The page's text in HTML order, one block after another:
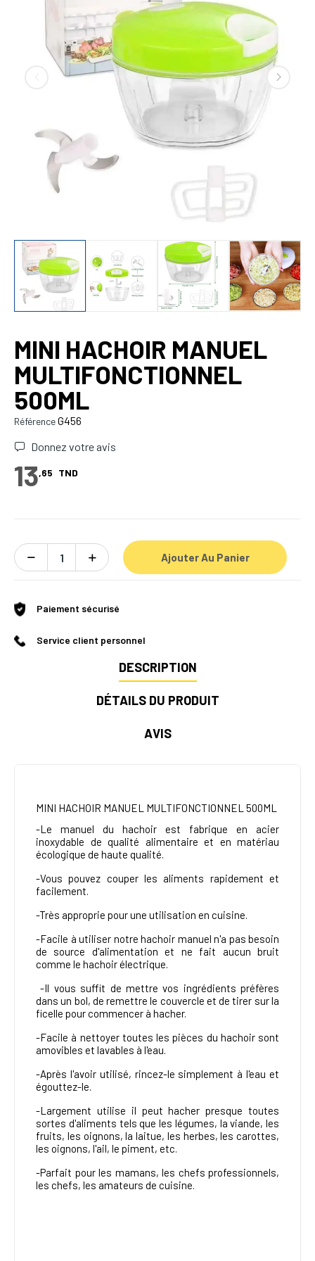
MINI HACHOIR MANUEL
MULTIFONCTIONNEL
500ML
RéférenceG456
Donnez votre avis
13,65 TND
Ajouter Au Panier
Paiement sécurisé
Service client personnel
DESCRIPTION
DÉTAILS DU PRODUIT
AVIS
MINI HACHOIR MANUEL MULTIFONCTIONNEL 500ML
-Le manuel du hachoir est fabrique en acier
inoxydable de qualité alimentaire et en matériau
écologique de haute qualité.
-Vous pouvez couper les aliments rapidement et
facilement.
-Très approprie pour une utilisation en cuisine.
-Facile à utiliser notre hachoir manuel n'a pas besoin
de source d'alimentation et ne fait aucun bruit
comme le hachoir électrique.
-Il vous suffit de mettre vos ingrédients préfères
dans un bol, de remettre le couvercle et de tirer sur la
ficelle pour commencer à hacher.
-Facile à nettoyer toutes les pièces du hachoir sont
amovibles et lavables à l'eau.
-Après l'avoir utilisé, rincez-le simplement à l'eau et
égouttez-le.
-Largement utilise il peut hacher presque toutes
sortes d'aliments tels que les légumes, la viande, les
fruits, les oignons, la laitue, les herbes, les carottes,
les oignons, l'ail, le piment, etc.
-Parfait pour les mamans, les chefs professionnels,
les chefs, les amateurs de cuisine.